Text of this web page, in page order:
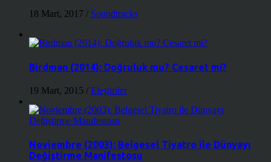
18 Mart, 2017 / Soundtracks
Birdman (2014): Doğruluk mu? Cesaret mi?
19 Mart, 2015 / Eleştiriler
Noviembre (2003): Belgesel Tiyatro ile Dünyayı
Değiştirme Manifestosu